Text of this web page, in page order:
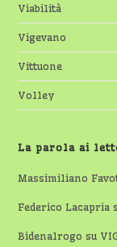
Viabilità
Vigevano
Vittuone
Volley
La parola ai
Massimiliano
Federico Lacapria
Bidenalrogo su